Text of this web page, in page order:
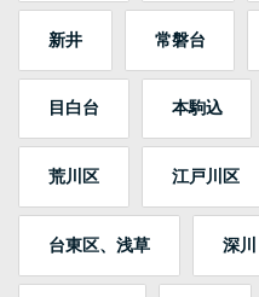
新井 常磐台
目白台 本駒込
荒川区 江戸川区
台東区、浅草 深川